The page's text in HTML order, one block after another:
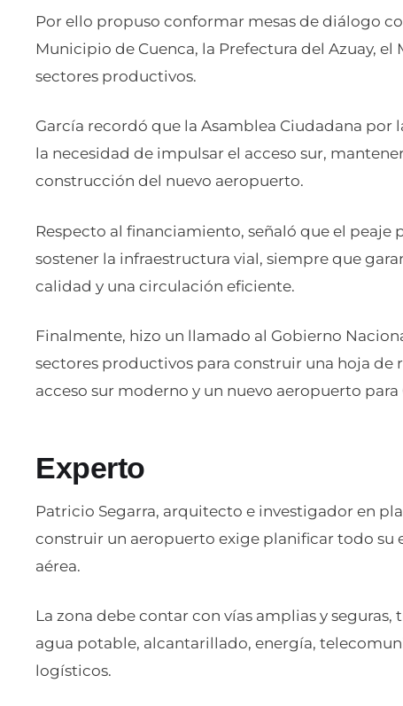
Por ello propuso conformar mesas de diálogo
Municipio de Cuenca, la Prefectura del Azuay, el
sectores productivos.
García recordó que la Asamblea Ciudadana por
la necesidad de impulsar el acceso sur,
construcción del nuevo aeropuerto.
Respecto al financiamiento, señaló que el peaje
sostener la infraestructura vial, siempre que
calidad y una circulación eficiente.
Finalmente, hizo un llamado al Gobierno
sectores productivos para construir una hoja
acceso sur moderno y un nuevo aeropuerto para
Experto
Patricio Segarra, arquitecto e investigador en
construir un aeropuerto exige planificar todo su
aérea.
La zona debe contar con vías amplias y
agua potable, alcantarillado, energía,
logísticos.